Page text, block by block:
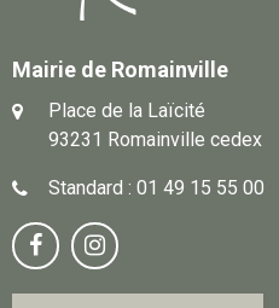
Mairie de Romainville
Place de la Laïcité
93231 Romainville cedex
Standard : 01 49 15 55 00
Notre
page
Suivez-
vous